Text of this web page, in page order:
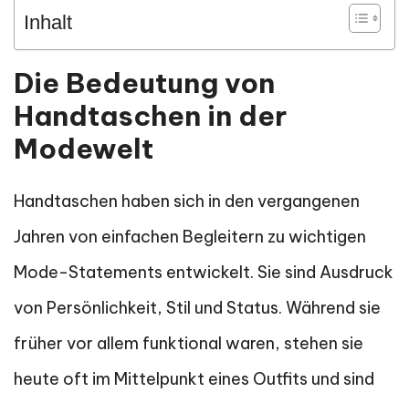
Inhalt
Die Bedeutung von
Handtaschen in der
Modewelt
Handtaschen haben sich in den vergangenen
Jahren von einfachen Begleitern zu wichtigen
Mode-Statements entwickelt. Sie sind Ausdruck
von Persönlichkeit, Stil und Status. Während sie
früher vor allem funktional waren, stehen sie
heute oft im Mittelpunkt eines Outfits und sind